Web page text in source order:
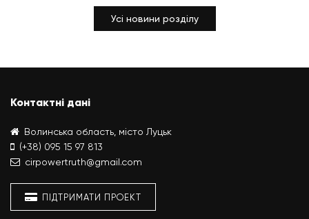
Усі новини розділу
Контактні дані
Волинська область, місто Луцьк
(+38) 095 15 97 813
cirpowertruth@gmail.com
ПІДТРИМАТИ ПРОЕКТ